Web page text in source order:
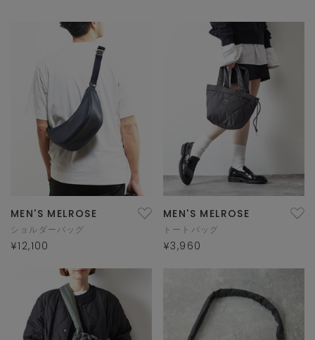
MEN'S MELROSE
ショルダーバッグ
¥12,100
MEN'S MELROSE
トートバッグ
¥3,960